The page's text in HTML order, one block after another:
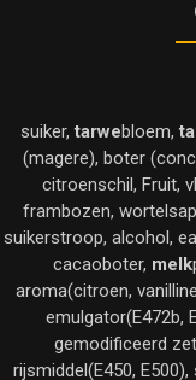
suiker,tarwebloem,
(magere), boter
citroenschil, Fruit,
frambozen,
suikerstroop, alcohol,
cacaoboter, melk
aroma(citroen,
emulgator(E472b,
gemodificeerd
rijsmiddel(E450,